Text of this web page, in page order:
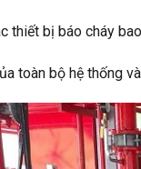
thiết bị báo cháy
toàn bộ hệ thống